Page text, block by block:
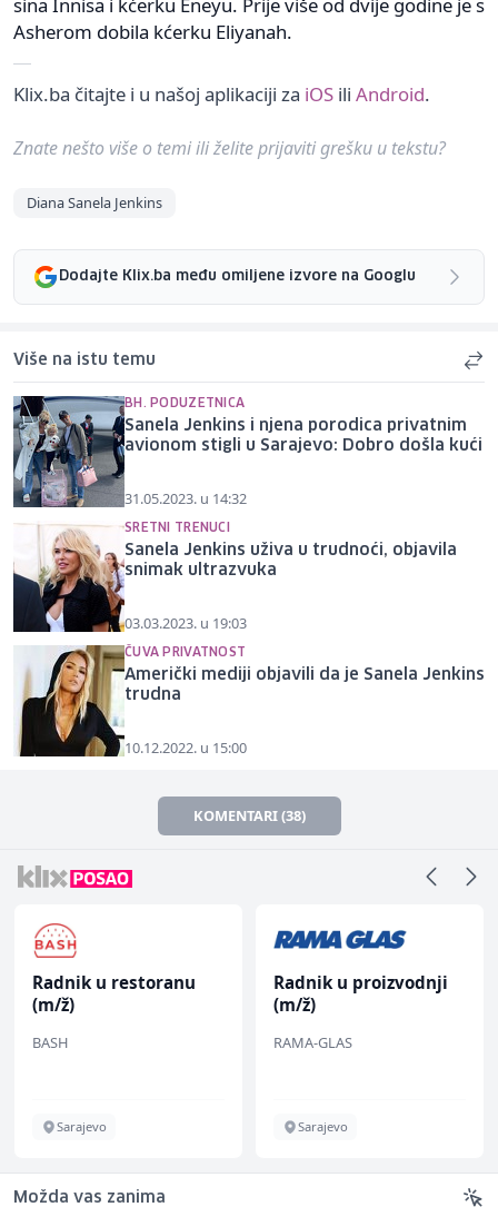
Asherom dobila kćerku Eliyanah.
Klix.ba čitajte i u našoj aplikaciji za iOS ili Android.
Znate nešto više o temi ili želite prijaviti grešku u tekstu?
Diana Sanela Jenkins
Dodajte Klix.ba među omiljene izvore na Googlu
Više na istu temu
BH. PODUZETNICA
Sanela Jenkins i njena porodica privatnim
avionom stigli u Sarajevo: Dobro došla kući
31.05.2023. u 14:32
SRETNI TRENUCI
Sanela Jenkins uživa u trudnoći, objavila
snimak ultrazvuka
03.03.2023. u 19:03
ČUVA PRIVATNOST
Američki mediji objavili da je Sanela Jenkins
trudna
10.12.2022. u 15:00
KOMENTARI (38)
Radnik u restoranu
(m/ž)
BASH
Sarajevo
Radnik u proizvodnji
(m/ž)
RAMA-GLAS
Sarajevo
Možda vas zanima